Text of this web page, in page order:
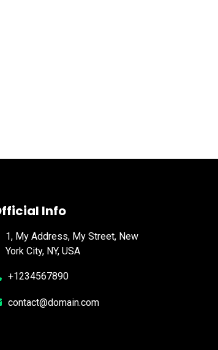
Info
1, My Address, My Street, New
York City, NY, USA
+1234567890
contact@domain.com